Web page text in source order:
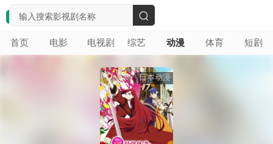
首页 电影 电视剧 综艺 动漫 体育 短剧
搜
索
日本动漫